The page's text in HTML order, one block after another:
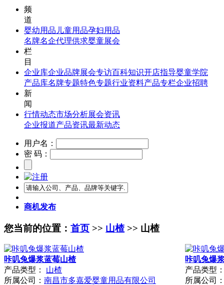
频
道
婴幼用品 儿童用品孕妇用品
名牌名企代理供求婴童展会
栏
目
企业库企业品牌展会专访百科知识开店指导婴童学院
产品库名牌专题特色专题行业资料产品专栏企业招聘
新
闻
行情动态市场分析展会资讯
企业报道产品资讯最新动态
用户名：
密 码：
商机发布
您当前的位置： 首页 >> 山楂 >> 山楂
咔叽兔爆浆蓝莓山楂
产品类型：
山楂
所属公司： 南昌市多嘉爱婴童用品有限公司
咔叽兔爆
产品类型
所属公司